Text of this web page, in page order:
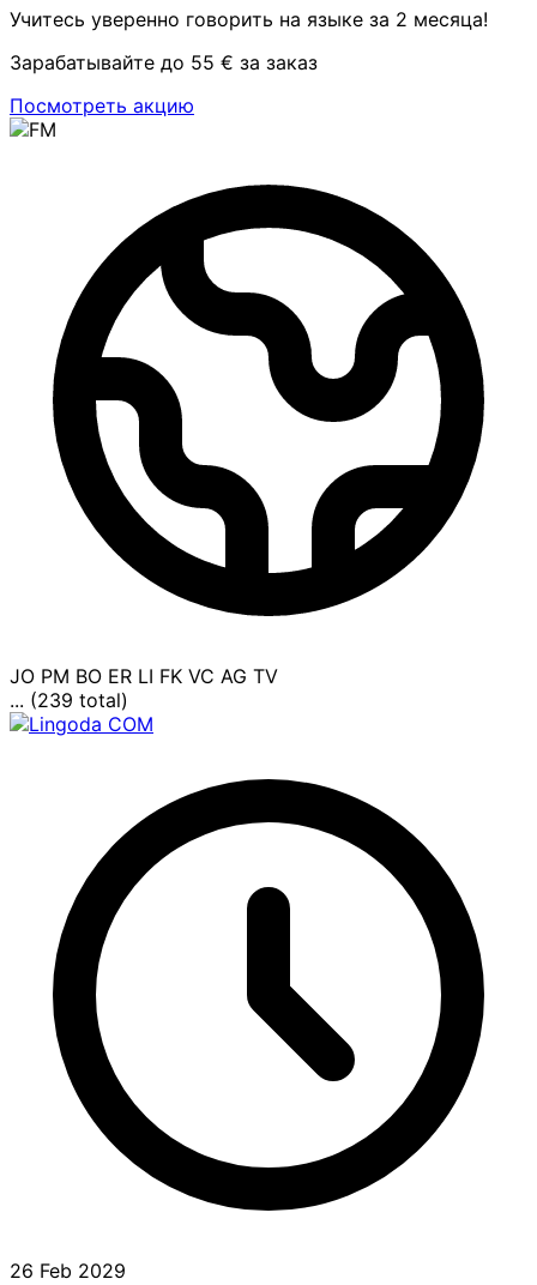
Учитесь уверенно говорить на языке за 2 месяца!
Зарабатывайте до 55 € за заказ
Посмотреть акцию
JO PM BO ER LI FK VC AG TV
... (239 total)
26 Feb 2029